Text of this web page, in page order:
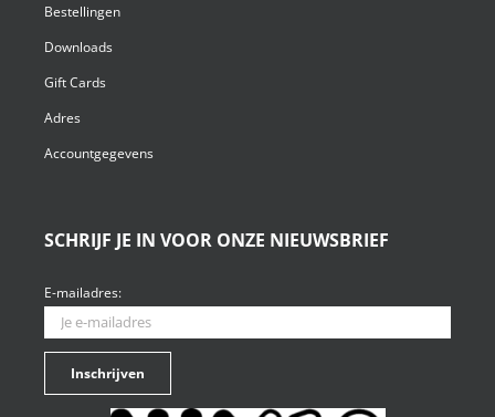
Bestellingen
Downloads
Gift Cards
Adres
Accountgegevens
SCHRIJF JE IN VOOR ONZE NIEUWSBRIEF
E-mailadres: